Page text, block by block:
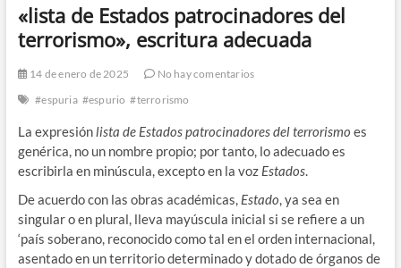
«lista de Estados patrocinadores del
terrorismo», escritura adecuada
14 de enero de 2025
No hay comentarios
#espuria #espurio #terrorismo
La expresiónlista de Estados patrocinadores del terrorismo es
genérica, no un nombre propio; por tanto, lo adecuado es
escribirla en minúscula, excepto en la voz Estados.
De acuerdo con las obras académicas, Estado, ya sea en
singular o en plural, lleva mayúscula inicial si se refiere a un
‘país soberano, reconocido como tal en el orden internacional,
asentado en un territorio determinado y dotado de órganos de